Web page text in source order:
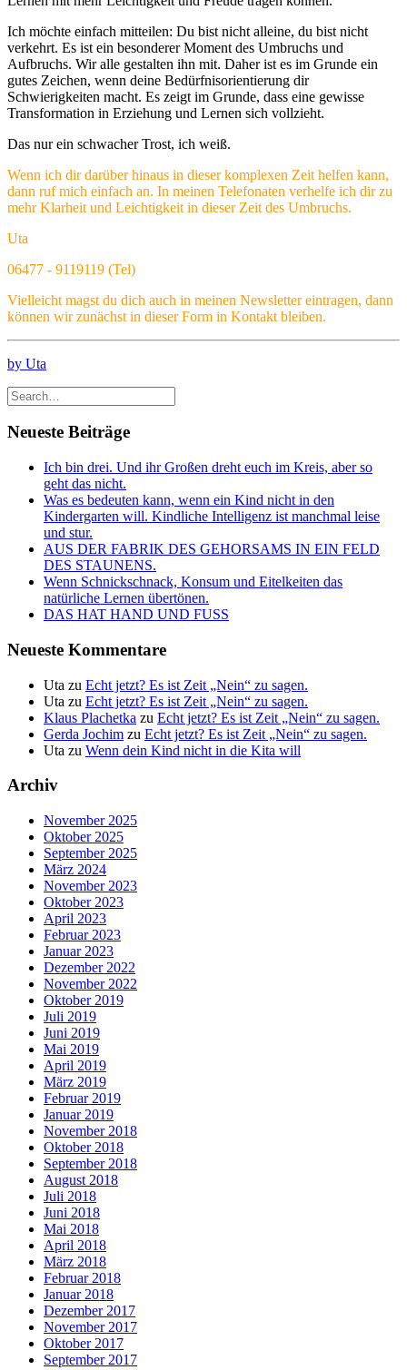
Ich möchte einfach mitteilen: Du bist nicht alleine, du bist nicht
verkehrt. Es ist ein besonderer Moment des Umbruchs und
Aufbruchs. Wir alle gestalten ihn mit. Daher ist es im Grunde ein
gutes Zeichen, wenn deine Bedürfnisorientierung dir
Schwierigkeiten macht. Es zeigt im Grunde, dass eine gewisse
Transformation in Erziehung und Lernen sich vollzieht.
Das nur ein schwacher Trost, ich weiß.
Wenn ich dir darüber hinaus in dieser komplexen Zeit helfen kann,
dann ruf mich einfach an. In meinen Telefonaten verhelfe ich dir zu
mehr Klarheit und Leichtigkeit in dieser Zeit des Umbruchs.
Uta
06477 - 9119119 (Tel)
Vielleicht magst du dich auch in meinen Newsletter eintragen, dann
können wir zunächst in dieser Form in Kontakt bleiben.
by Uta
Neueste Beiträge
Ich bin drei. Und ihr Großen dreht euch im Kreis, aber so
geht das nicht.
Was es bedeuten kann, wenn ein Kind nicht in den
Kindergarten will. Kindliche Intelligenz ist manchmal leise
und stur.
AUS DER FABRIK DES GEHORSAMS IN EIN FELD
DES STAUNENS.
Wenn Schnickschnack, Konsum und Eitelkeiten das
natürliche Lernen übertönen.
DAS HAT HAND UND FUSS
Neueste Kommentare
Uta zu Echt jetzt? Es ist Zeit „Nein“ zu sagen.
Uta zu Echt jetzt? Es ist Zeit „Nein“ zu sagen.
Klaus Plachetka zu Echt jetzt? Es ist Zeit „Nein“ zu sagen.
Gerda Jochim zu Echt jetzt? Es ist Zeit „Nein“ zu sagen.
Uta zu Wenn dein Kind nicht in die Kita will
Archiv
November 2025
Oktober 2025
September 2025
März 2024
November 2023
Oktober 2023
April 2023
Februar 2023
Januar 2023
Dezember 2022
November 2022
Oktober 2019
Juli 2019
Juni 2019
Mai 2019
April 2019
März 2019
Februar 2019
Januar 2019
November 2018
Oktober 2018
September 2018
August 2018
Juli 2018
Juni 2018
Mai 2018
April 2018
März 2018
Februar 2018
Januar 2018
Dezember 2017
November 2017
Oktober 2017
September 2017